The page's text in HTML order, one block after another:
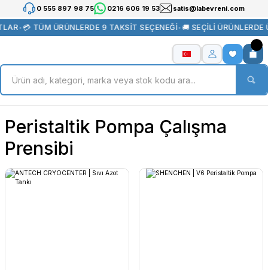
0 555 897 98 75 0216 606 19 53 satis@labevreni.com
•💳 TÜM ÜRÜNLERDE 9 TAKSİT SEÇENEĞİ•🚚 SEÇİLİ ÜRÜNLERDE
Peristaltik Pompa Çalışma
Prensibi